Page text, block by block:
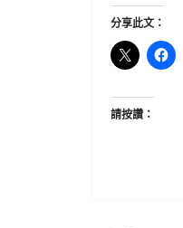
分享此文：
請按讚：